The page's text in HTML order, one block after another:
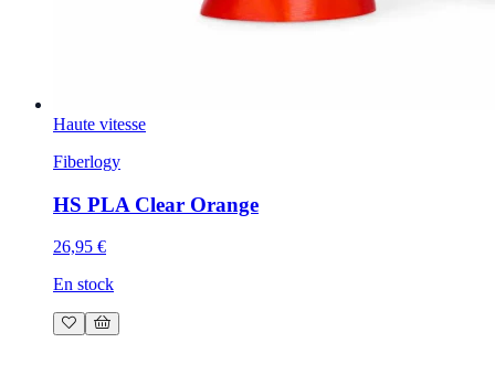
Haute vitesse
Fiberlogy
HS PLA Clear Orange
26,95 €
En stock